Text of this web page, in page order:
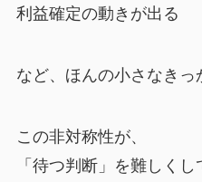
利益確定の動きが出る
など、ほんの小さなきっ
この非対称性が、
「待つ判断」を難しくし